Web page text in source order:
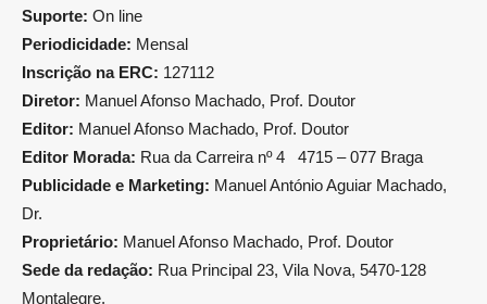
Suporte: On line
Periodicidade: Mensal
Inscrição na ERC: 127112
Diretor: Manuel Afonso Machado, Prof. Doutor
Editor: Manuel Afonso Machado, Prof. Doutor
Editor Morada: Rua da Carreira nº 4 4715 – 077 Braga
Publicidade e Marketing: Manuel António Aguiar Machado,
Dr.
Proprietário: Manuel Afonso Machado, Prof. Doutor
Sede da redação: Rua Principal 23, Vila Nova, 5470-128
Montalegre.